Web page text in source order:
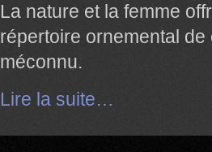
La nature et la femme
répertoire ornemental
méconnu.
Lire la suite…